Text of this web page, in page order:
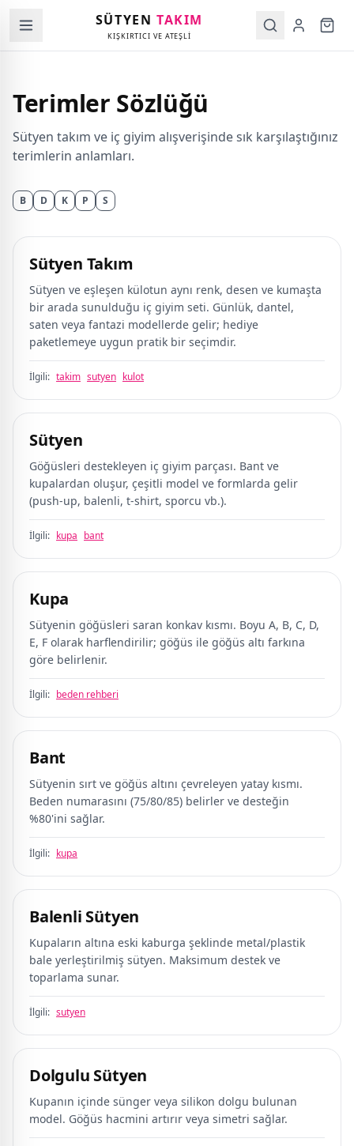
SÜTYENTAKIM
KIŞKIRTICI VE ATEŞLİ
Terimler Sözlüğü
Sütyen takım ve iç giyim alışverişinde sık karşılaştığınız
terimlerin anlamları.
B D K P S
Sütyen Takım
Sütyen ve eşleşen külotun aynı renk, desen ve kumaşta
bir arada sunulduğu iç giyim seti. Günlük, dantel,
saten veya fantazi modellerde gelir; hediye
paketlemeye uygun pratik bir seçimdir.
İlgili: takim sutyen kulot
Sütyen
Göğüsleri destekleyen iç giyim parçası. Bant ve
kupalardan oluşur, çeşitli model ve formlarda gelir
(push-up, balenli, t-shirt, sporcu vb.).
İlgili: kupa bant
Kupa
Sütyenin göğüsleri saran konkav kısmı. Boyu A, B, C, D,
E, F olarak harflendirilir; göğüs ile göğüs altı farkına
göre belirlenir.
İlgili: beden rehberi
Bant
Sütyenin sırt ve göğüs altını çevreleyen yatay kısmı.
Beden numarasını (75/80/85) belirler ve desteğin
%80'ini sağlar.
İlgili: kupa
Balenli Sütyen
Kupaların altına eski kaburga şeklinde metal/plastik
bale yerleştirilmiş sütyen. Maksimum destek ve
toparlama sunar.
İlgili: sutyen
Dolgulu Sütyen
Kupanın içinde sünger veya silikon dolgu bulunan
model. Göğüs hacmini artırır veya simetri sağlar.